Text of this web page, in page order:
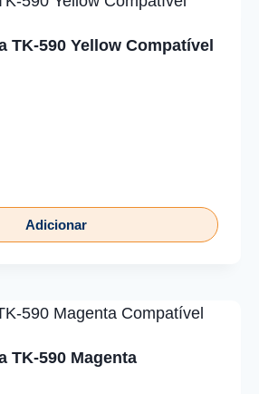
TK-590 Yellow Compatível
Adicionar
TK-590 Magenta